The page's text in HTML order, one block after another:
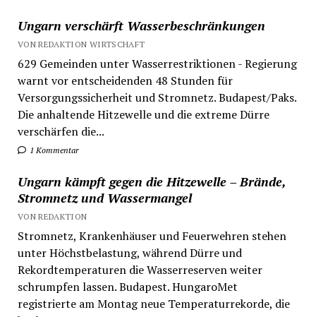
Ungarn verschärft Wasserbeschränkungen
VON REDAKTION WIRTSCHAFT
629 Gemeinden unter Wasserrestriktionen - Regierung
warnt vor entscheidenden 48 Stunden für
Versorgungssicherheit und Stromnetz. Budapest/Paks.
Die anhaltende Hitzewelle und die extreme Dürre
verschärfen die...
1 Kommentar
Ungarn kämpft gegen die Hitzewelle – Brände,
Stromnetz und Wassermangel
VON REDAKTION
Stromnetz, Krankenhäuser und Feuerwehren stehen
unter Höchstbelastung, während Dürre und
Rekordtemperaturen die Wasserreserven weiter
schrumpfen lassen. Budapest. HungaroMet
registrierte am Montag neue Temperaturrekorde, die